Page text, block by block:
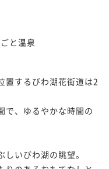
と温泉
置するびわ湖花街道は2
で、ゆるやかな時間の
いびわ湖の眺望。